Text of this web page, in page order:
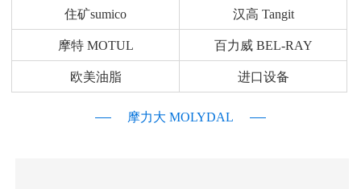
住矿sumico 汉高 Tangit
摩特 MOTUL 百力威 BEL-RAY
欧美油脂 进口设备
摩力大 MOLYDAL